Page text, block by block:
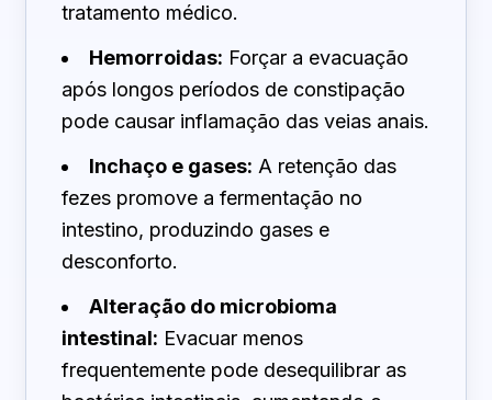
tratamento médico.
Hemorroidas: Forçar a evacuação
após longos períodos de constipação
pode causar inflamação das veias anais.
Inchaço e gases: A retenção das
fezes promove a fermentação no
intestino, produzindo gases e
desconforto.
Alteração do microbioma
intestinal: Evacuar menos
frequentemente pode desequilibrar as